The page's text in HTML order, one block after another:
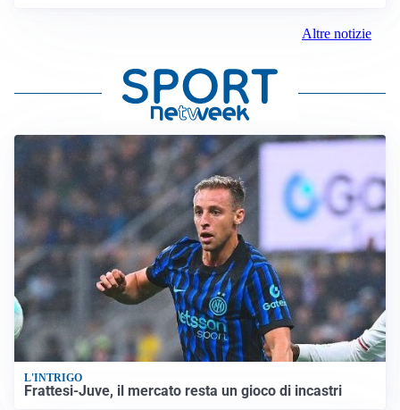
Altre notizie
L'INTRIGO
Frattesi-Juve, il mercato resta un gioco di incastri